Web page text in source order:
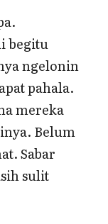
begitu
ngelonin
pahala.
mereka
Belum
Sabar
sulit